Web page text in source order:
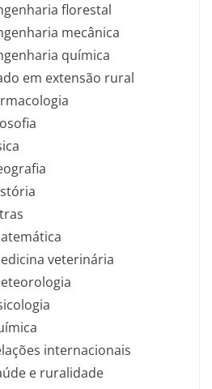
florestal
mecânica
química
em extensão rural
veterinária
internacionais
e ruralidade